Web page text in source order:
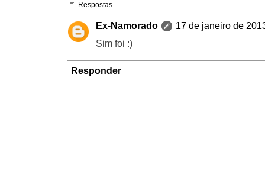
Respostas
Ex-Namorado
17 de janeiro de
Sim foi :)
Responder